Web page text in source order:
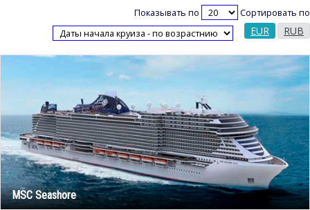
Показывать по Сортировать по
EUR RUB
MSC Seashore